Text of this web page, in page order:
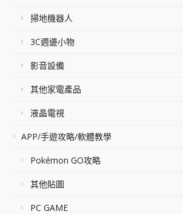
掃地機器人
3C週邊小物
影音設備
其他家電產品
液晶電視
APP/手遊攻略/軟體教學
Pokémon GO攻略
其他貼圖
PC GAME